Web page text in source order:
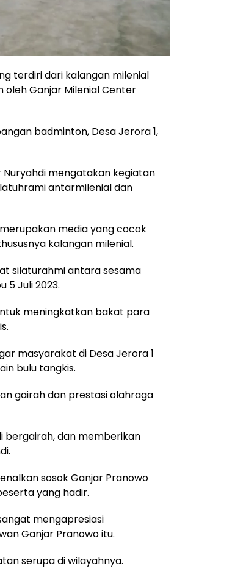
terdiri dari kalangan milenial
Ganjar Milenial Center
badminton, Desa Jerora 1,
mengatakan kegiatan
antarmilenial dan
media yang cocok
kalangan milenial.
silaturahmi antara sesama
5 Juli 2023.
meningkatkan bakat para
masyarakat di Desa Jerora 1
bulu tangkis.
gairah dan prestasi olahraga
bergairah, dan memberikan
sosok Ganjar Pranowo
yang hadir.
mengapresiasi
Ganjar Pranowo itu.
serupa di wilayahnya.